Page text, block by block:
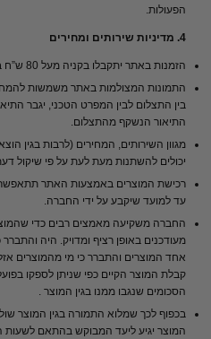
הפעולות.
4. מדיניות שירותים ומחירים
הזמנות באתר יתקבלו בקניה מעל 80 ש”ח בלבד.
התמונות המצולמות באתר משמשות
בין התצלום לבין המפרט הטכני, יגבר
התיאור הנשקף מהתצלום.
מגוון השירותים, המחירים (לרבות בגין
יכולים להשתנות מעת לעת על פי שיקול
רכישת המוצרים באמצעות האתר
עד למועד שיקבע על ידי החברה.
החברה משקיעה מאמצים רבים כדי
מעודכנים באופן רציף ומדויק. היה
אחד המוצרים והתברר כי מי מהמוצרים
קבלת המוצר הקיים כפי שניתן לספקו
הסכומים שנגבו ממנו בגין המוצר .
בכפוף לכך שמלוא התמורה בגין המוצר
המוצר יגיע ליעד המבוקש בהתאם